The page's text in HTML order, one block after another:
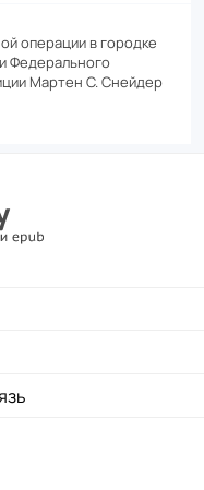
операции в городке
Феде­раль­ного
Мартен С. Снейдер